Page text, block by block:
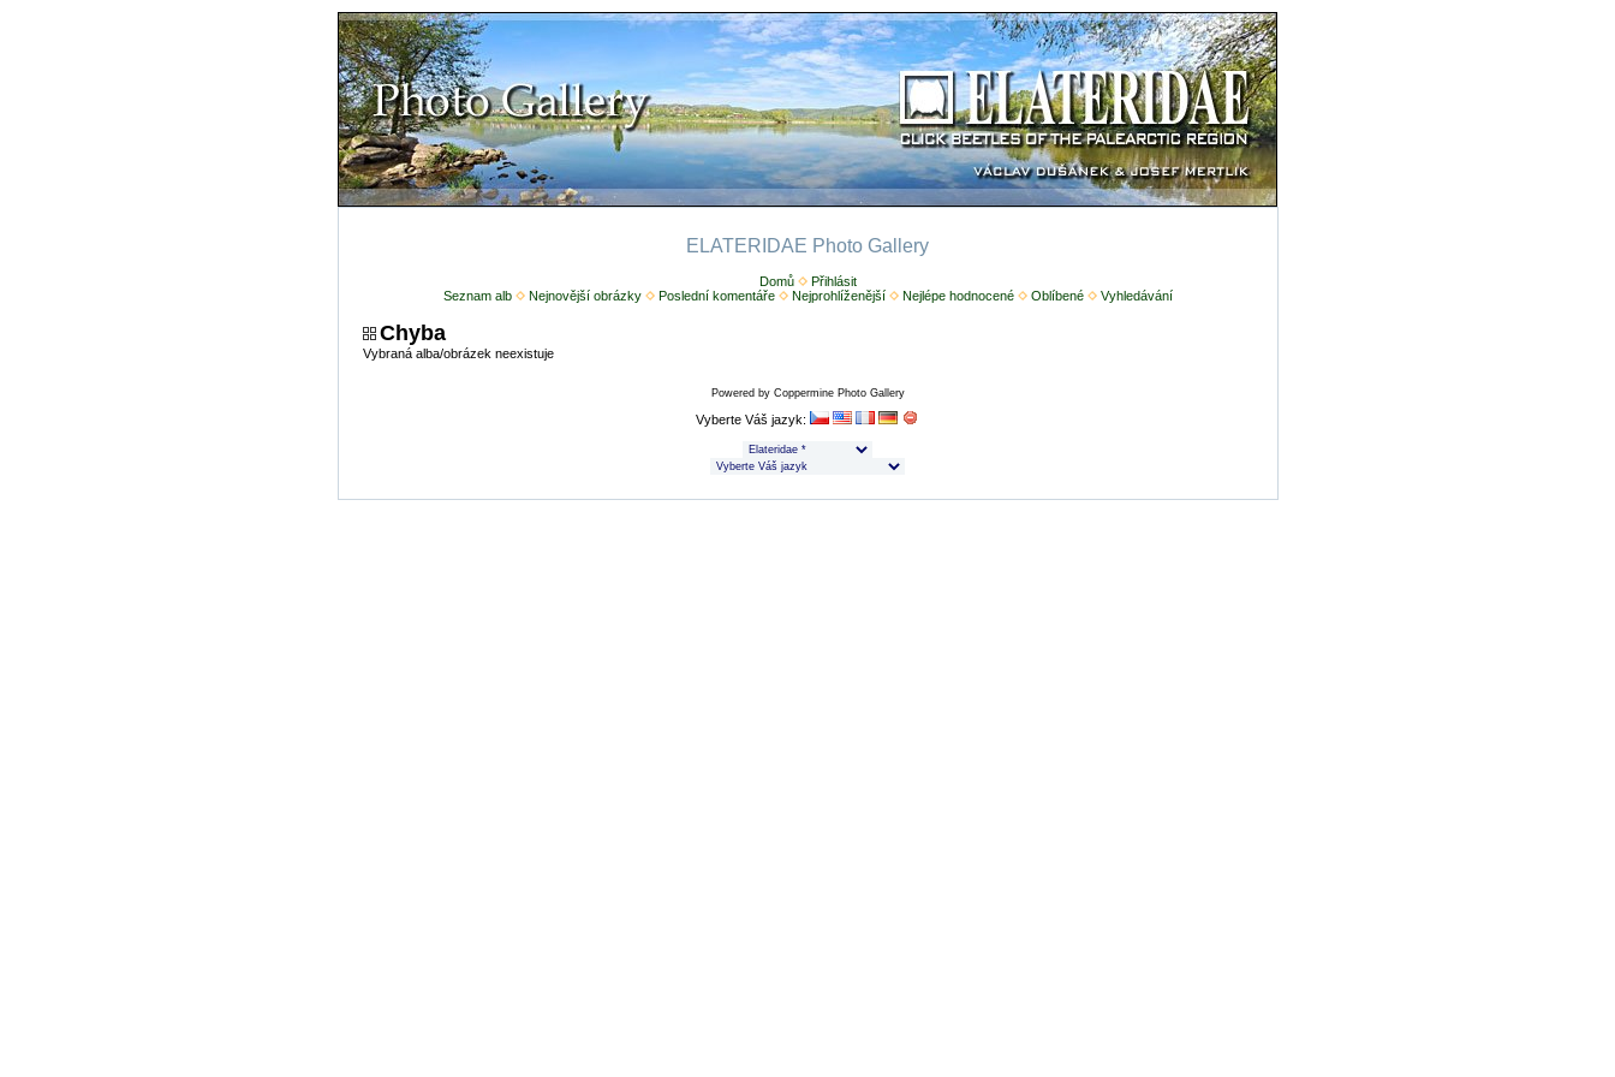
ELATERIDAE Photo Gallery
Domů
Přihlásit
Seznam alb
Nejnovější obrázky Poslední komentáře Nejprohlíženější Nejlépe hodnocené Oblíbené Vyhledávání
Chyba
Vybraná alba/obrázek neexistuje
Powered by Coppermine Photo Gallery
Vyberte Váš jazyk: